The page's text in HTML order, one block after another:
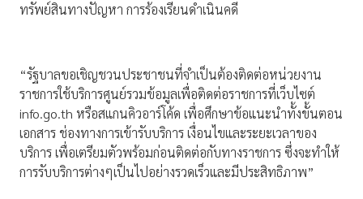
ทรัพย์สินทางปัญหา การร้องเรียนดำเนินคดี
“รัฐบาลขอเชิญชวนประชาชนที่จำเป็นต้องติดต่อหน่วยงาน
ราชการใช้บริการศูนย์รวมข้อมูลเพื่อติดต่อราชการที่เว็บไซต์
info.go.th หรือสแกนคิวอาร์โค้ด เพื่อศึกษาข้อแนะนำทั้งขั้นตอน
เอกสาร ช่องทางการเข้ารับบริการ เงื่อนไขและระยะเวลาของ
บริการ เพื่อเตรียมตัวพร้อมก่อนติดต่อกับทางราชการ ซึ่งจะทำให้
การรับบริการต่างๆเป็นไปอย่างรวดเร็วและมีประสิทธิภาพ”